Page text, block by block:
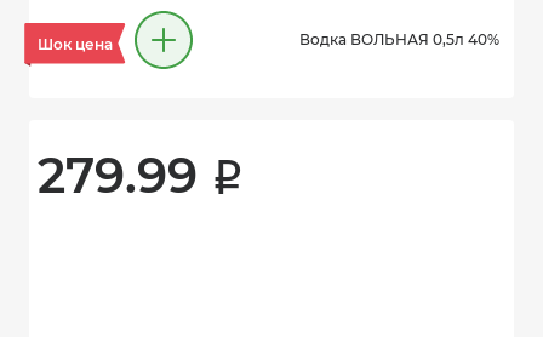
Шок цена Водка ВОЛЬНАЯ 0,5л 40%
279.99 i